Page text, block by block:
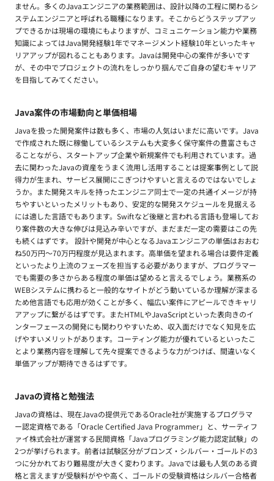
ません。多くのJavaエンジニアの業務範囲は、設計以降の工程に関わるシ
ステムエンジニアと呼ばれる職種になります。そこからどうステップアッ
プできるかは現場の環境にもよりますが、コミュニケーション能力や業務
知識によってはJava開発経験1年でマネージメント経験10年といったキャ
リアアップが図れることもあります。Javaは開発中心の案件が多いです
が、その中でプロジェクトの流れをしっかり掴んでご自身の望むキャリア
を目指してみてください。
Java案件の市場動向と単価相場
Javaを扱った開発案件は数も多く、市場の人気はいまだに高いです。Java
で作成された既に稼働しているシステムも大変多く保守案件の豊富さもさ
ることながら、スタートアップ企業や新規案件でも利用されています。過
去に関わったJavaの資産をうまく流用し活用することは提案事例として説
得力が生まれ、サービス展開にこぎつけやすいと言えるのではないでしょ
うか。また開発スキルを持ったエンジニア同士で一定の共通イメージが持
ちやすいといったメリットもあり、安定的な開発スケジュールを見据える
には適した言語でもあります。Swiftなど後継と言われる言語も登場してお
り案件数の大きな伸びは見込み辛いですが、まだまだ一定の需要はこの先
も続くはずです。 設計や開発が中心となるJavaエンジニアの単価はおおむ
ね50万円〜70万円程度が見込まれます。高単価を望まれる場合は要件定義
といったより上流のフェーズを担当する必要がありますが、プログラマー
でも需要の多さからある程度の単価は望めると言えるでしょう。業務系の
WEBシステムに携わると一般的なサイトがどう動いているか理解が深まる
ため他言語でも応用が効くことが多く、幅広い案件にアピールできキャリ
アアップに繋がるはずです。またHTMLやJavaScriptといった表向きのイ
ンターフェースの開発にも関わりやすいため、収入面だけでなく知見を広
げやすいメリットがあります。コーティング能力が優れているといったこ
とより業務内容を理解して先々提案できるような力がつけば、間違いなく
単価アップが期待できるはずです。
Javaの資格と勉強法
Javaの資格は、現在Javaの提供元であるOracle社が実施するプログラマ
ー認定資格である「Oracle Certified Java Programmer」と、サーティフ
ァイ株式会社が運営する民間資格「Javaプログラミング能力認定試験」の
2つが挙げられます。前者は試験区分がブロンズ・シルバー・ゴールドの3
つに分かれており難易度が大きく変わります。Javaでは最も人気のある資
格と言えますが受験料がやや高く、ゴールドの受験資格はシルバー合格者